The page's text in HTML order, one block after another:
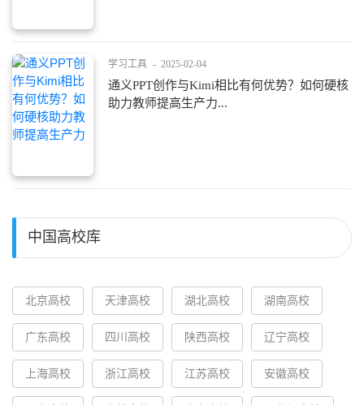
学习工具 - 2025-02-04
通义PPT创作与Kimi相比有何优势？如何硬核
助力教师提高生产力...
中国高校库
北京高校 天津高校 湖北高校 湖南高校
广东高校 四川高校 陕西高校 辽宁高校
上海高校 浙江高校 江苏高校 安徽高校